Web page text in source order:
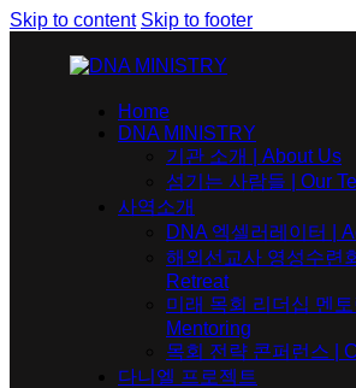
Skip to content Skip to footer
Home
DNA MINISTRY
기관 소개 | About Us
섬기는 사람들 | Our
사역소개
DNA 엑셀러레이터​ |
해외선교사 영성수련
Retreat
미래 목회 리더십 멘토
Mentoring
목회 전략 콘퍼런스 |
다니엘 프로젝트